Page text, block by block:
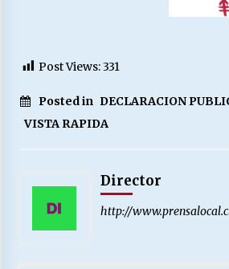
Post Views:331
Posted in DECLARACION
VISTA RAPIDA
Director
http://